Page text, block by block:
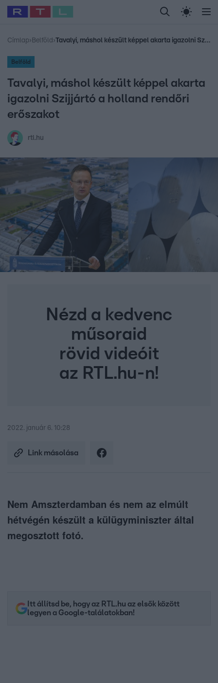
Legfrissebb RTL Híradó Randi Celeb vagyok,
Babits Marcella Most Wanted Gallusz
Címlap› Belföld › Tavalyi, máshol készült képpel akarta igazolni Szijjártó a holland rendőri erőszakot
Belföld
Tavalyi, máshol készült képpel akarta
igazolni Szijjártó a holland rendőri
erőszakot
rtl.hu
Nézd a kedvenc
műsoraid
rövid videóit
az RTL.hu-n!
2022. január 6. 10:28
Link másolása
Nem Amszterdamban és nem az elmúlt
hétvégén készült a külügyminiszter által
megosztott fotó.
Itt állítsd be, hogy az RTL.hu az elsők között
legyen a Google-találatokban!